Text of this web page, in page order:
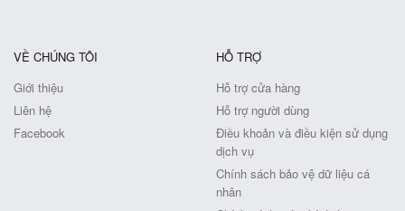
VỀ CHÚNG TÔI
Giới thiệu
Liên hệ
Facebook
HỖ TRỢ
Hỗ trợ cửa hàng
Hỗ trợ người dùng
Điều khoản và điều kiện sử dụng
dịch vụ
Chính sách bảo vệ dữ liệu cá
nhân